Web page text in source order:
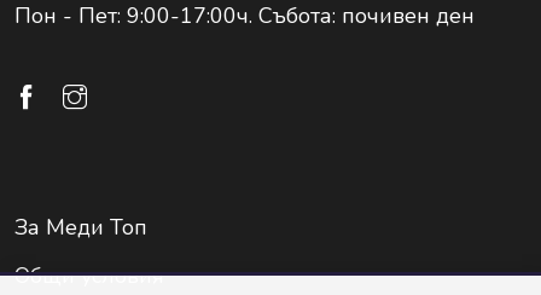
Пон - Пет: 9:00-17:00ч. Събота: почивен ден
За Меди Топ
Общи условия